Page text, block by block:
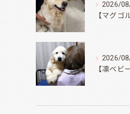
2026/
2026/
【凛ベ